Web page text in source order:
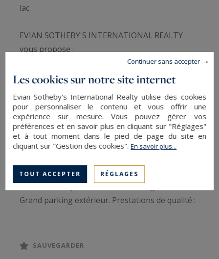
lac
EVIAN SOTHEBY'S INTERNATIONAL REALTY
vous propose :
Villa contemporaine de 276 m2 hab sur 953 m2
de terrain avec vue lac + une annexe chalet de
ouverte sur un grand séjour avec vue lac. Quatre
chambres avec salles d'eau privatives, un studio,
une grande pièce pouvant être une salle de
sport ou salle de cinéma, une buanderie et un
et jacuzzi.
Un chalet de type T2, ou maison de gardien.
Grand parking extérieur. Prestations de qualité :
SAUVEGARDER
Les cookies sur notre site internet
Evian Sotheby's International Realty utilise des cookies
pour personnaliser le contenu et vous offrir une
expérience sur mesure. Vous pouvez gérer vos
préférences et en savoir plus en cliquant sur "Réglages"
et à tout moment dans le pied de page du site en
cliquant sur "Gestion des cookies".En savoir plus...
TOUT ACCEPTER RÉGLAGES
Continuer sans accepter